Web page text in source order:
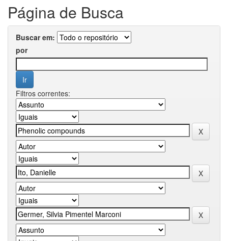
Página de Busca
Buscar em:
por
Filtros correntes: